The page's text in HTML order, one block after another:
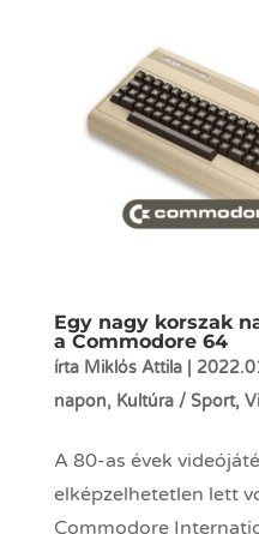
Egy nagy korszak
a Commodore 64
írta Miklós Attila|
napon, Kultúra / Sport,
A 80-as évek
elképzelhetetlen lett
Commodore